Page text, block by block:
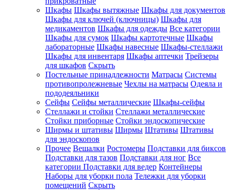
Шкафы Шкафы вытяжные Шкафы для документов
Шкафы для ключей (ключницы) Шкафы для
медикаментов Шкафы для одежды Все категории
Шкафы для сумок Шкафы картотечные Шкафы
лабораторные Шкафы навесные Шкафы-стеллажи
Шкафы для инвентаря Шкафы аптечки Трейзеры
для шкафов Скрыть
Постельные принадлежности Матрасы Системы
противопролежневые Чехлы на матрасы Одеяла и
пододеяльники
Сейфы Сейфы металлические Шкафы-сейфы
Стеллажи и стойки Стеллажи металлические
Стойки приборные Стойки эндоскопические
Ширмы и штативы Ширмы Штативы Штативы
для эндоскопов
Прочее Вешалки Ростомеры Подставки для биксов
Подставки для тазов Подставки для ног Все
категории Подставки для ведер Контейнеры
Наборы для уборки пола Тележки для уборки
помещений Скрыть